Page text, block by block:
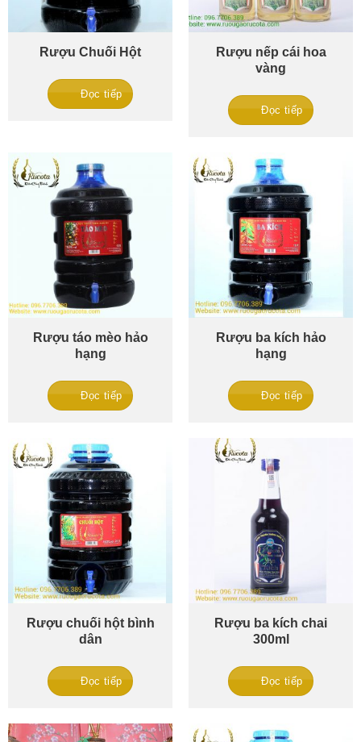
Rượu Chuối Hột
Đọc tiếp
Rượu nếp cái hoa
vàng
Đọc tiếp
Rượu táo mèo hảo
hạng
Đọc tiếp
Rượu ba kích hảo
hạng
Đọc tiếp
Rượu chuối hột bình
dân
Đọc tiếp
Rượu ba kích chai
300ml
Đọc tiếp